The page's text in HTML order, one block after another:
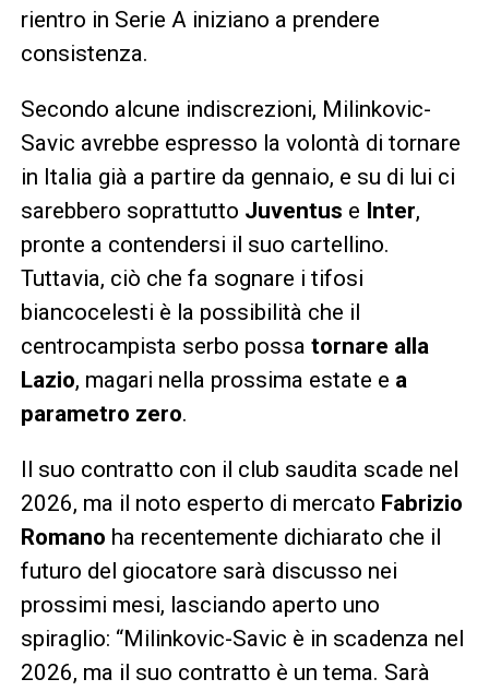
rientro in Serie A iniziano a prendere
consistenza.
Secondo alcune indiscrezioni, Milinkovic-
Savic avrebbe espresso la volontà di tornare
in Italia già a partire da gennaio, e su di lui ci
sarebbero soprattutto Juventus e Inter,
pronte a contendersi il suo cartellino.
Tuttavia, ciò che fa sognare i tifosi
biancocelesti è la possibilità che il
centrocampista serbo possa tornare alla
Lazio, magari nella prossima estate e a
parametro zero.
Il suo contratto con il club saudita scade nel
2026, ma il noto esperto di mercato Fabrizio
Romano ha recentemente dichiarato che il
futuro del giocatore sarà discusso nei
prossimi mesi, lasciando aperto uno
spiraglio: “Milinkovic-Savic è in scadenza nel
2026, ma il suo contratto è un tema. Sarà